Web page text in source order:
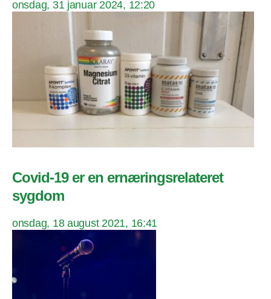
onsdag, 31 januar 2024, 12:20
Covid-19 er en ernæringsrelateret
sygdom
onsdag, 18 august 2021, 16:41